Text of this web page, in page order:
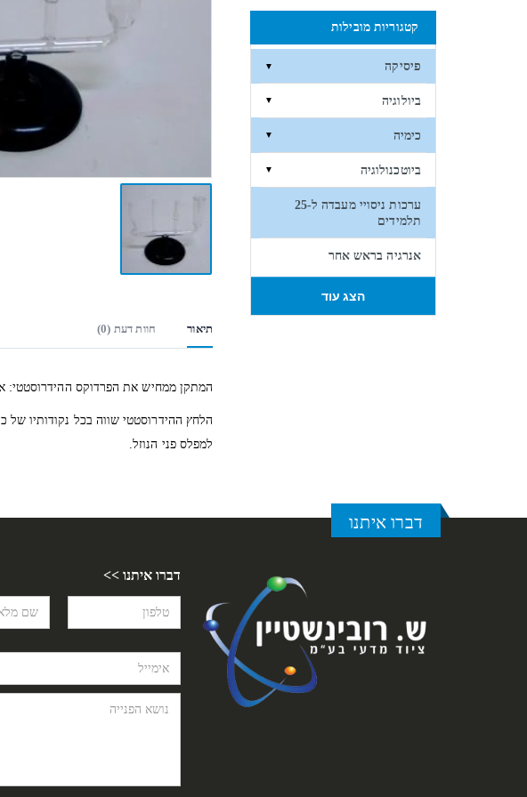
תיאור חוות דעת (0)
המתקן ממחיש את הפרדוקס ההידרוסטטי:
הלחץ ההידרוסטטי שווה בכל נקודותיו
למפלס פני הנוזל.
קטגוריות מובילות
פיסיקה ▼
ביולוגיה ▼
כימיה ▼
ביוטכנולוגיה ▼
ערכות ניסויי מעבדה ל-25
תלמידים
אנרגיה בראש אחר
הצג עוד
דברו איתנו
דברו איתנו >>